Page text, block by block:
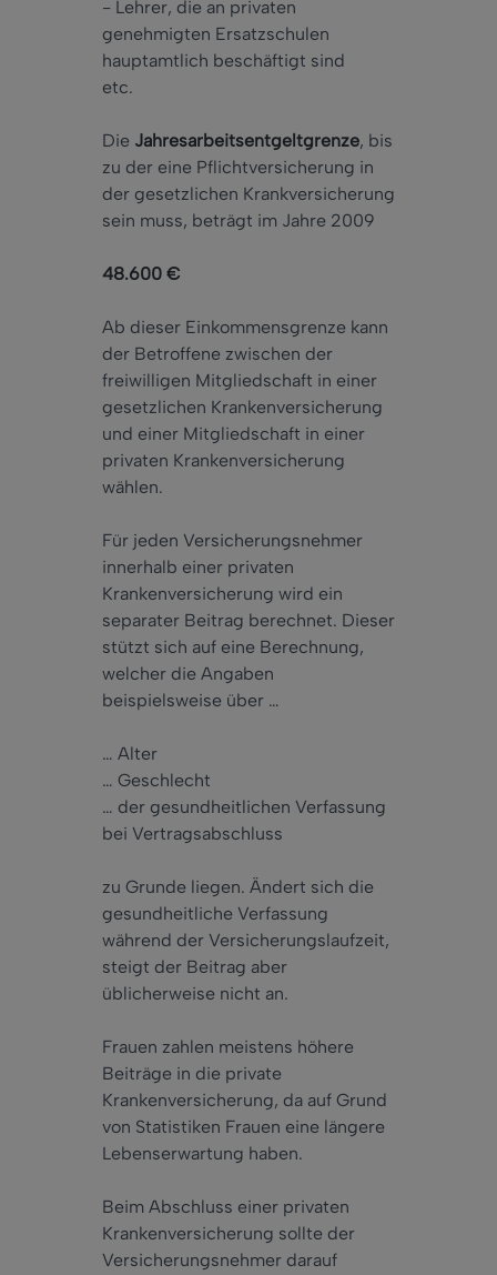
- Lehrer, die an privaten
genehmigten Ersatzschulen
hauptamtlich beschäftigt sind
etc.
Die Jahresarbeitsentgeltgrenze, bis
zu der eine Pflichtversicherung in
der gesetzlichen Krankversicherung
sein muss, beträgt im Jahre 2009
48.600 €
Ab dieser Einkommensgrenze kann
der Betroffene zwischen der
freiwilligen Mitgliedschaft in einer
gesetzlichen Krankenversicherung
und einer Mitgliedschaft in einer
privaten Krankenversicherung
wählen.
Für jeden Versicherungsnehmer
innerhalb einer privaten
Krankenversicherung wird ein
separater Beitrag berechnet. Dieser
stützt sich auf eine Berechnung,
welcher die Angaben
beispielsweise über …
… Alter
… Geschlecht
… der gesundheitlichen Verfassung
bei Vertragsabschluss
zu Grunde liegen. Ändert sich die
gesundheitliche Verfassung
während der Versicherungslaufzeit,
steigt der Beitrag aber
üblicherweise nicht an.
Frauen zahlen meistens höhere
Beiträge in die private
Krankenversicherung, da auf Grund
von Statistiken Frauen eine längere
Lebenserwartung haben.
Beim Abschluss einer privaten
Krankenversicherung sollte der
Versicherungsnehmer darauf